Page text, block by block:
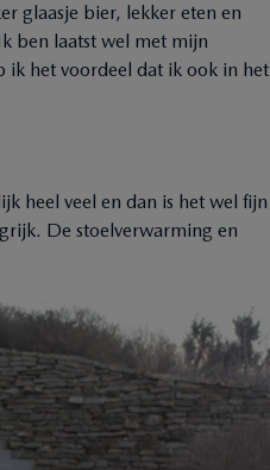
glaasje bier, lekker eten en
ben laatst wel met mijn
ik het voordeel dat ik ook in het
heel veel en dan is het wel fijn
De stoelverwarming en